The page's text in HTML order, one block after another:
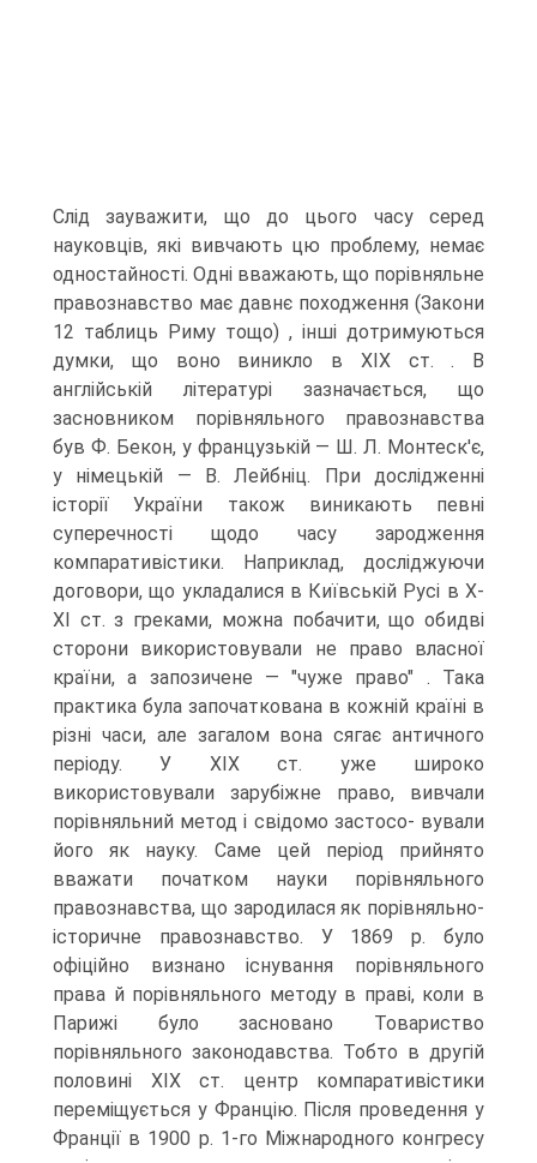
Слід зауважити, що до цього часу серед
науковців, які вивчають цю проблему, немає
одностайності. Одні вважають, що порівняльне
правознавство має давнє походження (Закони
12 таблиць Риму тощо) , інші дотримуються
думки, що воно виникло в XIX ст. . В
англійській літературі зазначається, що
засновником порівняльного правознавства
був Ф. Бекон, у французькій — Ш. Л. Монтеск'є,
у німецькій — В. Лейбніц. При дослідженні
історії України також виникають певні
суперечності щодо часу зародження
компаративістики. Наприклад, досліджуючи
договори, що укладалися в Київській Русі в X-
XI ст. з греками, можна побачити, що обидві
сторони використовували не право власної
країни, а запозичене — "чуже право" . Така
практика була започаткована в кожній країні в
різні часи, але загалом вона сягає античного
періоду. У XIX ст. уже широко
використовували зарубіжне право, вивчали
порівняльний метод і свідомо застосо- вували
його як науку. Саме цей період прийнято
вважати початком науки порівняльного
правознавства, що зародилася як порівняльно-
історичне правознавство. У 1869 р. було
офіційно визнано існування порівняльного
права й порівняльного методу в праві, коли в
Парижі було засновано Товариство
порівняльного законодавства. Тобто в другій
половині XIX ст. центр компаративістики
переміщується у Францію. Після проведення у
Франції в 1900 р. 1-го Міжнародного конгресу